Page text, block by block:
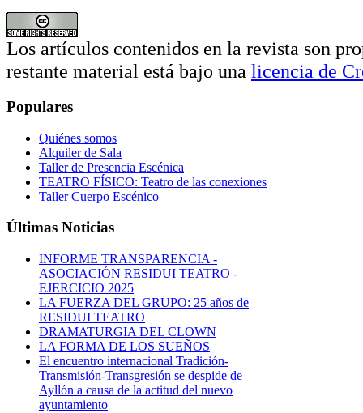
Los artículos contenidos en la revista son
restante material está bajo una licencia de
Populares
Quiénes somos
Alquiler de Sala
Taller de Presencia Escénica
TEATRO FÍSICO: Teatro de las conexiones
Taller Cuerpo Escénico
Últimas Noticias
INFORME TRANSPARENCIA -
ASOCIACIÓN RESIDUI TEATRO -
EJERCICIO 2025
LA FUERZA DEL GRUPO: 25 años de
RESIDUI TEATRO
DRAMATURGIA DEL CLOWN
LA FORMA DE LOS SUEÑOS
El encuentro internacional Tradición-
Transmisión-Transgresión se despide de
Ayllón a causa de la actitud del nuevo
ayuntamiento